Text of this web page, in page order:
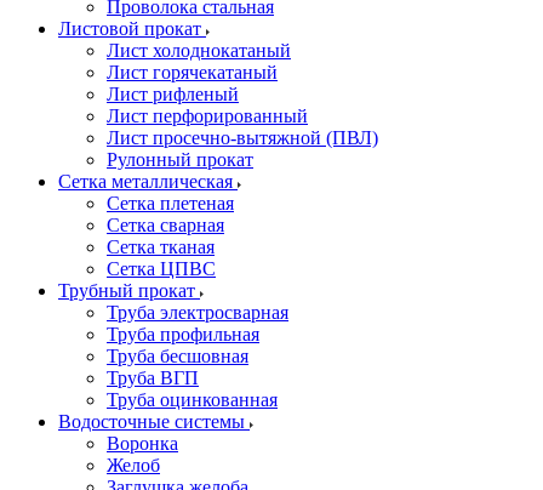
Проволока стальная
Листовой прокат
Лист холоднокатаный
Лист горячекатаный
Лист рифленый
Лист перфорированный
Лист просечно-вытяжной (ПВЛ)
Рулонный прокат
Сетка металлическая
Сетка плетеная
Сетка сварная
Сетка тканая
Сетка ЦПВС
Трубный прокат
Труба электросварная
Труба профильная
Труба бесшовная
Труба ВГП
Труба оцинкованная
Водосточные системы
Воронка
Желоб